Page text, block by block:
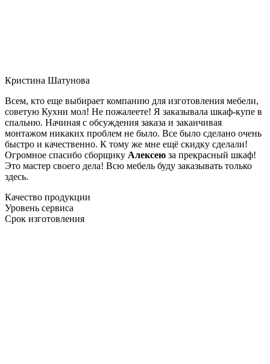
Кристина Шатунова
Всем, кто еще выбирает компанию для изготовления мебели,
советую Кухни мол! Не пожалеете! Я заказывала шкаф-купе в
спальню. Начиная с обсуждения заказа и заканчивая
монтажом никаких проблем не было. Все было сделано очень
быстро и качественно. К тому же мне ещё скидку сделали!
Огромное спасибо сборщику Алексею за прекрасный шкаф!
Это мастер своего дела! Всю мебель буду заказывать только
здесь.
Качество продукции
Уровень сервиса
Срок изготовления